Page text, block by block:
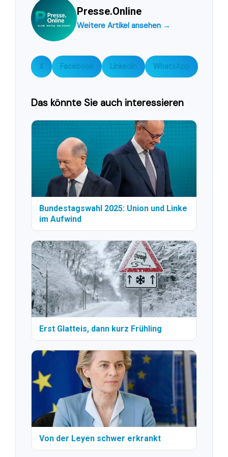
Presse.Online
Weitere Artikel ansehen →
X Facebook LinkedIn WhatsApp
Das könnte Sie auch interessieren
Bundestagswahl 2025: Union und Linke
im Aufwind
Erst Glatteis, dann kurz Frühling
Von der Leyen schwer erkrankt